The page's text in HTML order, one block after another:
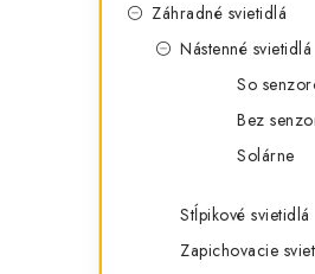
Záhradné svietidlá
Nástenné svietidlá
So
Bez
Solárne
Stĺpikové svietidlá
Zapichovacie